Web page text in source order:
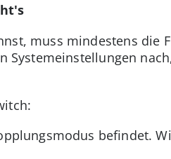
muss mindestens die
Systemeinstellungen
befindet.